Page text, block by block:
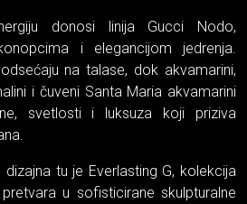
donosi linija Gucci Nodo,
i elegancijom jedrenja.
na talase, dok akvamarini,
i čuveni Santa Maria akvamarini
svetlosti i luksuza koji priziva
tu je Everlasting G, kolekcija
u sofisticirane skulpturalne